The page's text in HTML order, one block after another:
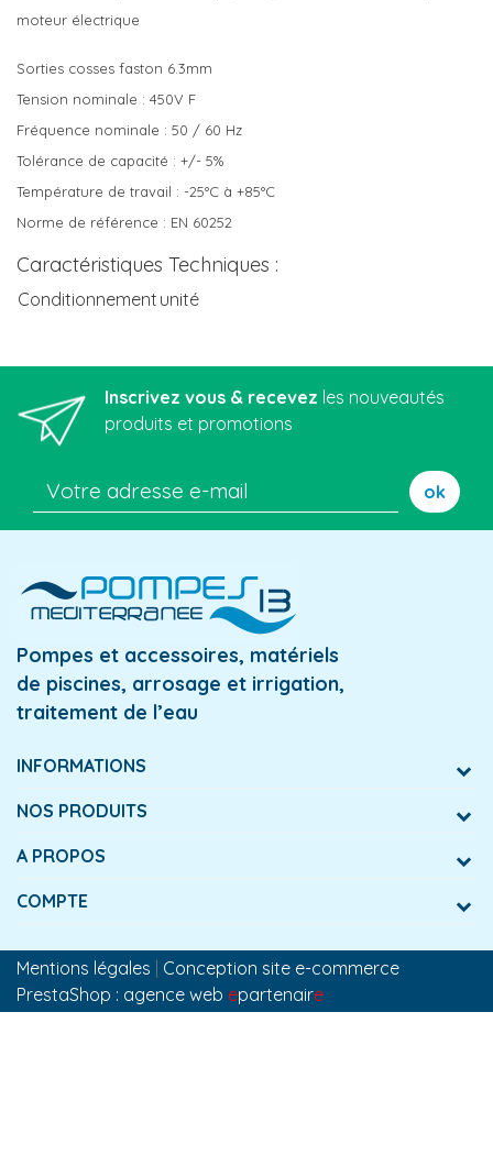
moteur électrique
Sorties cosses faston 6.3mm
Tension nominale : 450V F
Fréquence nominale : 50 / 60 Hz
Tolérance de capacité : +/- 5%
Température de travail : -25°C à +85°C
Norme de référence : EN 60252
Caractéristiques Techniques :
Conditionnement unité
Inscrivez vous & recevez les nouveautés
produits et promotions
ok
Pompes et accessoires, matériels
de piscines, arrosage et irrigation,
traitement de l’eau
INFORMATIONS
NOS PRODUITS
A PROPOS
COMPTE
Mentions légales
Conception site e-commerce
PrestaShop : agence web epartenaire